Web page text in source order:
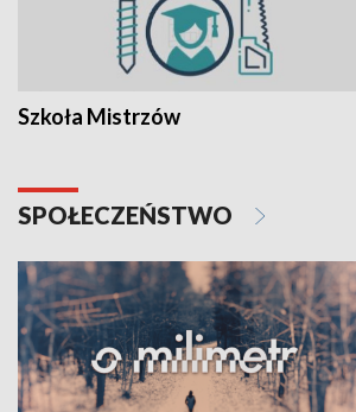
Szkoła Mistrzów
SPOŁECZEŃSTWO